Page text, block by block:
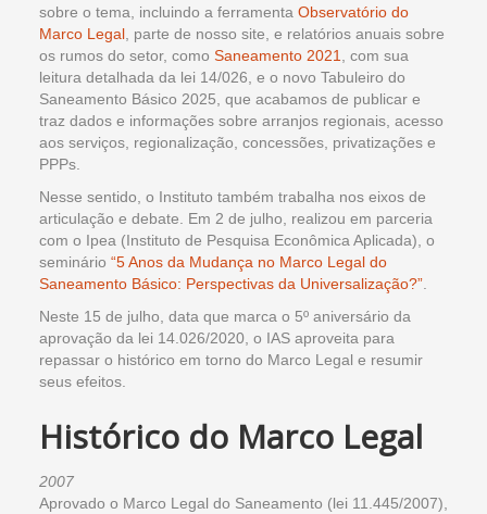
sobre o tema, incluindo a ferramenta Observatório do
Marco Legal , parte de nosso site, e relatórios anuais sobre
os rumos do setor, como Saneamento 2021
, com sua
leitura detalhada da lei 14/026, e o novo Tabuleiro do
Saneamento Básico 2025, que acabamos de publicar e
traz dados e informações sobre arranjos regionais, acesso
aos serviços, regionalização, concessões, privatizações e
PPPs.
Nesse sentido, o Instituto também trabalha nos eixos de
articulação e debate. Em 2 de julho, realizou em parceria
com o Ipea (Instituto de Pesquisa Econômica Aplicada), o
seminário “5 Anos da Mudança no Marco Legal do
Saneamento Básico: Perspectivas da Universalização?”
Neste 15 de julho, data que marca o 5º aniversário da
aprovação da lei 14.026/2020, o IAS aproveita para
repassar o histórico em torno do Marco Legal e resumir
seus efeitos.
Histórico do Marco Legal
2007
Aprovado o Marco Legal do Saneamento (lei 11.445/2007),